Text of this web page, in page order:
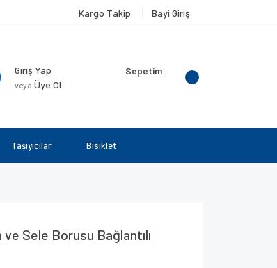
Kargo Takip Bayi Giriş
Giriş Yap
veya Üye Ol
Sepetim
Taşıyıcılar Bisiklet
Sele Borusu Bağlantılı